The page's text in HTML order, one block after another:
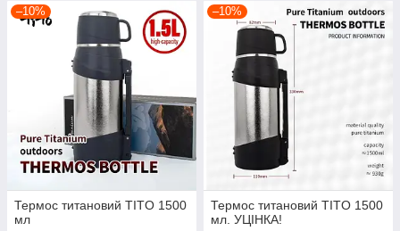
–10%
Термос титановий TITO 1500
мл
–10%
Термос титановий TITO 1500
мл. УЦІНКА!